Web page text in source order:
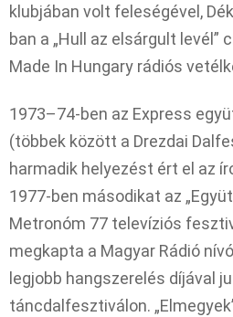
klubjában volt feleségével,
ban a „Hull az elsárgult levél”
Made In Hungary rádiós
1973–74-ben az Express
(többek között a Drezdai
harmadik helyezést ért el az
1977-ben másodikat az
Metronóm 77 televíziós
megkapta a Magyar Rádió
legjobb hangszerelés díjával
táncdalfesztiválon.